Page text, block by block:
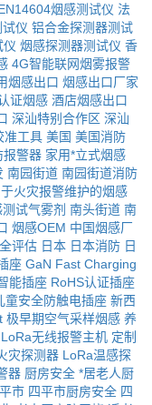
烟感测试仪 法
仪 铝合金探测器测试
仪 烟感探测器测试仪 香
4G智能联网烟雾报警
烟感出口 烟感出口厂家
证烟感 酒店烟感出口
深汕特别合作区 深汕
准工具 美国 美国消防
报警器 家用*立式烟感
南园街道 南园街道消防
火灾报警维护的烟感
试气雾剂 南头街道 南
烟感OEM 中国烟感厂
评估 日本 日本消防 日
座 GaN Fast Charging
能插座 RoHS认证插座
童安全防触电插座 新西
极早期空气采样烟感 养
LoRa无线报警主机 定制
灾探测器 LoRa温感探
器 厨房安全 *居老人厨
市 四平市厨房安全 四